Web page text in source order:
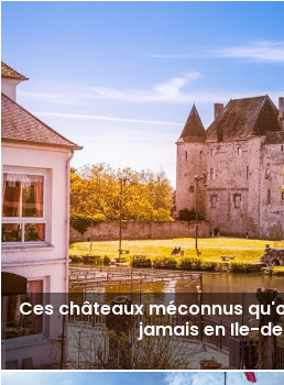
Ces châteaux méconnus
jamais en Ile-